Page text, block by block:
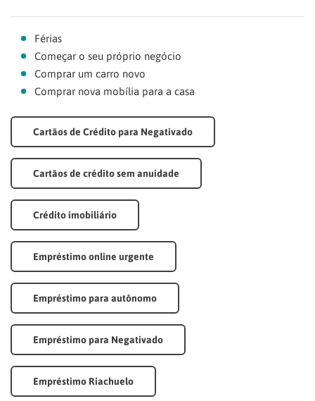
Férias
Começar o seu próprio negócio
Comprar um carro novo
Comprar nova mobília para a casa
Cartãos de Crédito para Negativado
Cartãos de crédito sem anuidade
Crédito imobiliário
Empréstimo online urgente
Empréstimo para autônomo
Empréstimo para Negativado
Empréstimo Riachuelo